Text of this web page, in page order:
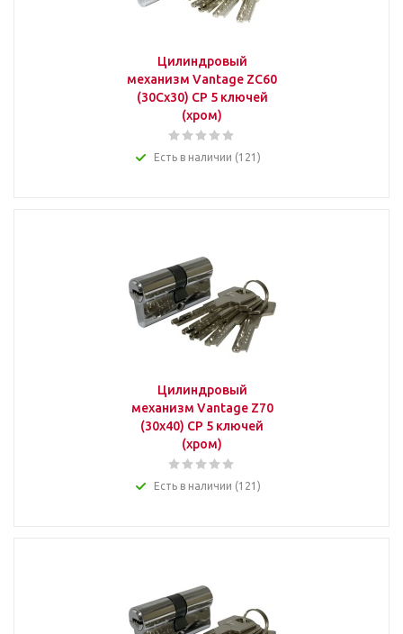
Цилиндровый
механизм Vantage ZC60
(30Cx30) CP 5 ключей
(хром)
Есть в наличии (121)
Цилиндровый
механизм Vantage Z70
(30x40) СР 5 ключей
(хром)
Есть в наличии (121)